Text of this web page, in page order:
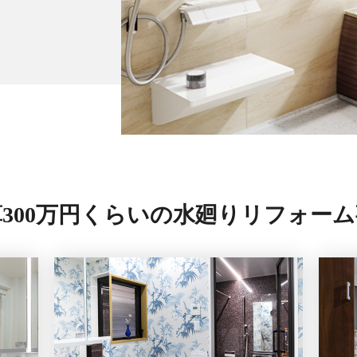
万円くらいの水廻りリフォー